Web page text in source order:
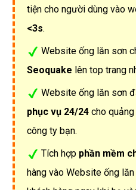
tiện cho người dùng vào
<3s.
Website ống lăn sơn
Seoquake lên top trang
Website ống lăn sơn
phục vụ 24/24 cho
công ty bạn.
Tích hợp phần mềm
hàng vào Website ống